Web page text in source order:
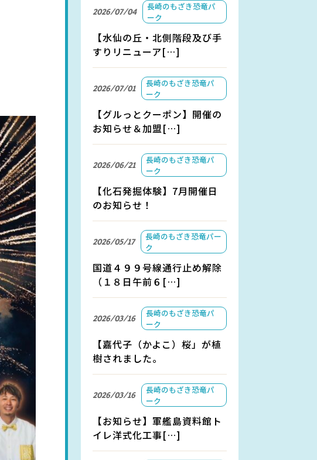
2026/07/04
長崎のもざき恐竜パ
ーク
【水仙の丘・北側階段及び手
すりリニューア[…]
2026/07/01
長崎のもざき恐竜パ
ーク
【グルっとクーポン】開催の
お知らせ＆加盟[…]
2026/06/21
長崎のもざき恐竜パ
ーク
【化石発掘体験】7月開催日
のお知らせ！
2026/05/17
長崎のもざき恐竜パー
ク
国道４９９号線通行止め解除
（１８日午前６[…]
2026/03/16
長崎のもざき恐竜パ
ーク
【嘉代子（かよこ）桜」が植
樹されました。
2026/03/16
長崎のもざき恐竜パ
ーク
【お知らせ】軍艦島資料館ト
イレ洋式化工事[…]